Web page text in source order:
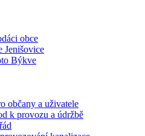
obce
Jenišovice
Býkve
občany a uživatele
k provozu a údržbě